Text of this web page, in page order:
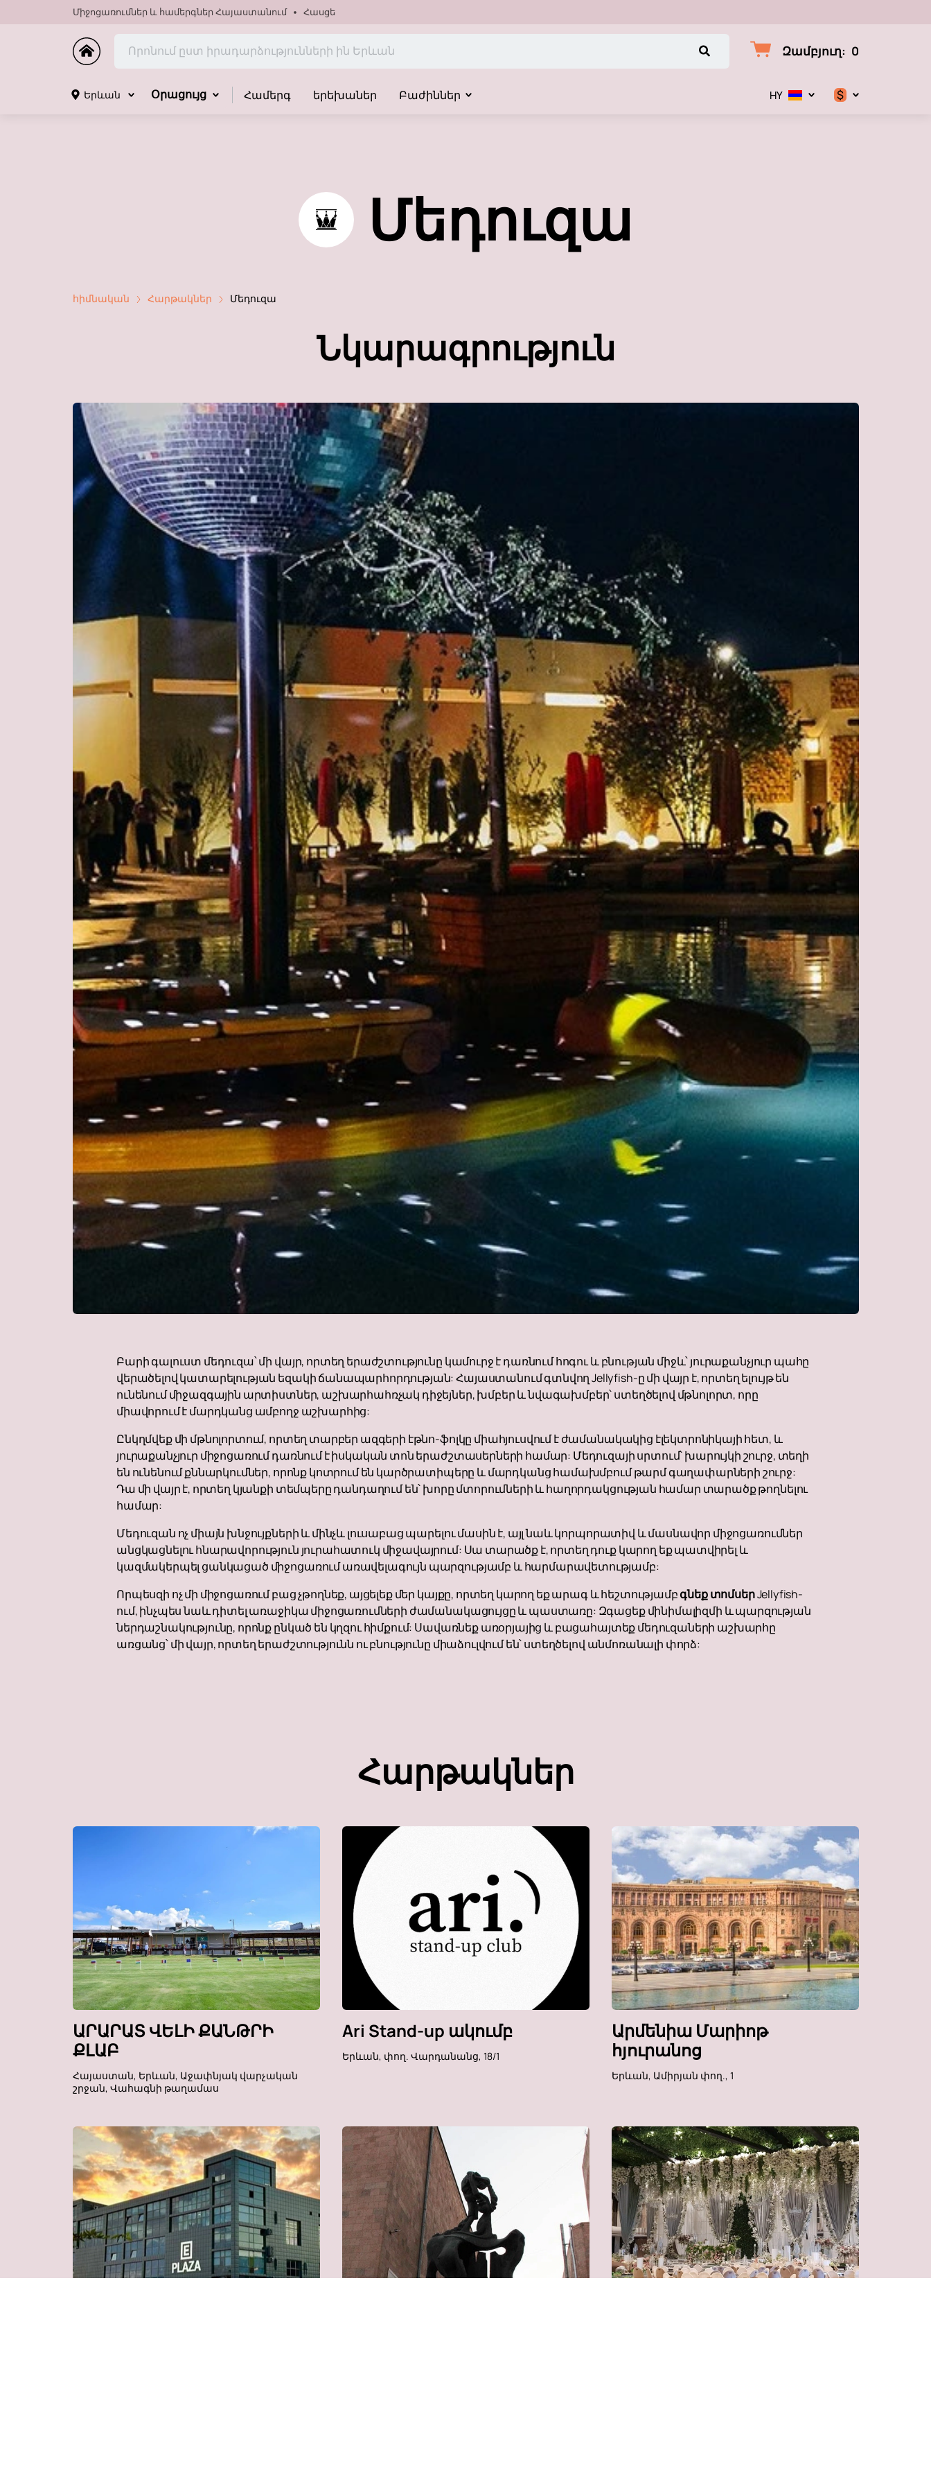
Միջոցառումներ և համերգներ Հայաստանում Հասցե
Զամբյուղ: 0
Երևան Օրացույց Համերգ երեխաներ Բաժիններ HY $
Մեդուզա
հիմնական Հարթակներ Մեդուզա
Նկարագրություն
Բարի գալուստ մեդուզա՝ մի վայր, որտեղ երաժշտությունը կամուրջ է դառնում հոգու և բնության միջև՝ յուրաքանչյուր պահը
վերածելով կատարելության եզակի ճանապարհորդության: Հայաստանում գտնվող Jellyfish-ը մի վայր է, որտեղ ելույթ են
ունենում միջազգային արտիստներ, աշխարհահռչակ դիջեյներ, խմբեր և նվագախմբեր՝ ստեղծելով մթնոլորտ, որը
միավորում է մարդկանց ամբողջ աշխարհից:
Ընկղմվեք մի մթնոլորտում, որտեղ տարբեր ազգերի էթնո-ֆոլկը միահյուսվում է ժամանակակից էլեկտրոնիկայի հետ, և
յուրաքանչյուր միջոցառում դառնում է իսկական տոն երաժշտասերների համար: Մեդուզայի սրտում՝ խարույկի շուրջ, տեղի
են ունենում քննարկումներ, որոնք կոտրում են կարծրատիպերը և մարդկանց համախմբում թարմ գաղափարների շուրջ:
Դա մի վայր է, որտեղ կյանքի տեմպերը դանդաղում են՝ խորը մտորումների և հաղորդակցության համար տարածք թողնելու
համար:
Մեդուզան ոչ միայն խնջույքների և մինչև լուսաբաց պարելու մասին է, այլ նաև կորպորատիվ և մասնավոր միջոցառումներ
անցկացնելու հնարավորություն յուրահատուկ միջավայրում: Սա տարածք է, որտեղ դուք կարող եք պատվիրել և
կազմակերպել ցանկացած միջոցառում առավելագույն պարզությամբ և հարմարավետությամբ:
Որպեսզի ոչ մի միջոցառում բաց չթողնեք, այցելեք մեր կայքը, որտեղ կարող եք արագ և հեշտությամբգնեք տոմսերJellyfish-
ում, ինչպես նաև դիտել առաջիկա միջոցառումների ժամանակացույցը և պաստառը: Զգացեք մինիմալիզմի և պարզության
ներդաշնակությունը, որոնք ընկած են կղզու հիմքում: Սավառնեք առօրյայից և բացահայտեք մեդուզաների աշխարհը
առցանց՝ մի վայր, որտեղ երաժշտությունն ու բնությունը միաձուլվում են՝ ստեղծելով անմոռանալի փորձ:
Հարթակներ
ԱՐԱՐԱՏ ՎԵԼԻ ՔԱՆԹՐԻ
ՔԼԱԲ
Հայաստան, Երևան, Աջափնյակ վարչական
շրջան, Վահագնի թաղամաս
Ari Stand-up ակումբ
Երևան, փող. Վարդանանց, 18/1
Արմենիա Մարիոթ
հյուրանոց
Երևան, Ամիրյան փող., 1